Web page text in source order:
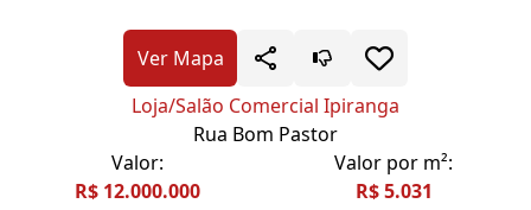
Ver Mapa
Loja/Salão Comercial Ipiranga
Rua Bom Pastor
Valor:
R$ 12.000.000
Valor por m²:
R$ 5.031